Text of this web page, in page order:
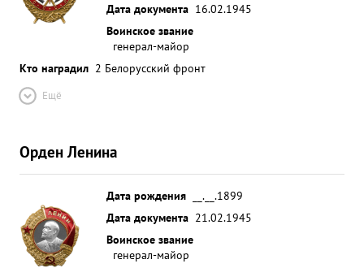
Дата документа 16.02.1945
Воинское звание
генерал-майор
Кто наградил 2 Белорусский фронт
Ещё
Орден Ленина
Дата рождения
__.__.1899
Дата документа 21.02.1945
Воинское звание
генерал-майор